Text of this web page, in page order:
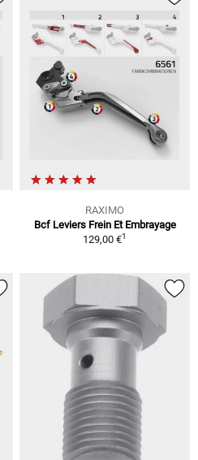
RAXIMO
Bcf Leviers Frein Et Embrayage
129,00 €1